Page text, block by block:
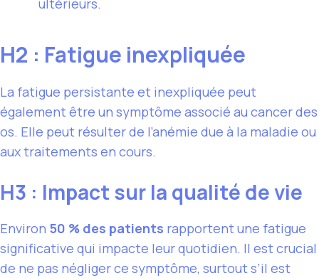
H2 : Fatigue inexpliquée
La fatigue persistante et inexpliquée peut
également être un symptôme associé au cancer des
os. Elle peut résulter de l’anémie due à la maladie ou
aux traitements en cours.
H3 : Impact sur la qualité de vie
Environ 50 % des patients rapportent une fatigue
significative qui impacte leur quotidien. Il est crucial
de ne pas négliger ce symptôme, surtout s’il est